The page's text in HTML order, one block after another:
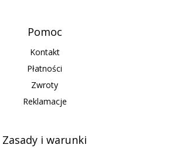
Pomoc
Kontakt
Płatności
Zwroty
Reklamacje
Zasady i warunki